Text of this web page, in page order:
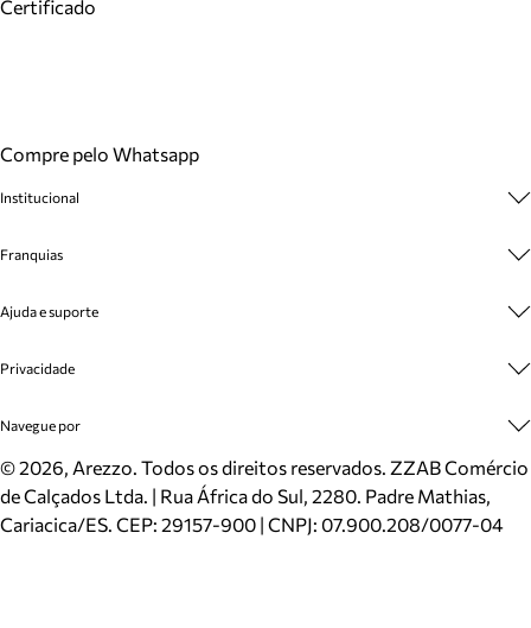
Certificado
Compre pelo Whatsapp
Institucional
Cashback
Venda Corporativa
Mapa do Site
Inverno
Mundo Arezzo
Franquias
Plano de Negócio
Ajuda e suporte
Cadastro
Meus Pedidos
Trocas e Devoluções
Cartão Presente
Localizador de lojas
Privacidade
Politica e Privacidade
Navegue por
Sapatos
Bolsas
Scarpins
©2026, Arezzo. Todos os direitos reservados. ZZAB Comércio
de Calçados Ltda. | Rua África do Sul, 2280. Padre Mathias,
Cariacica/ES. CEP: 29157-900 | CNPJ: 07.900.208/0077-04